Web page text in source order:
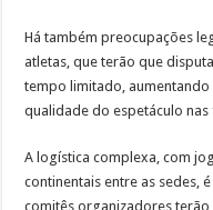
Há também preocupações
atletas, que terão que
tempo limitado,
qualidade do espetáculo nas
A logística complexa, com
continentais entre as sedes,
comitês organizadores